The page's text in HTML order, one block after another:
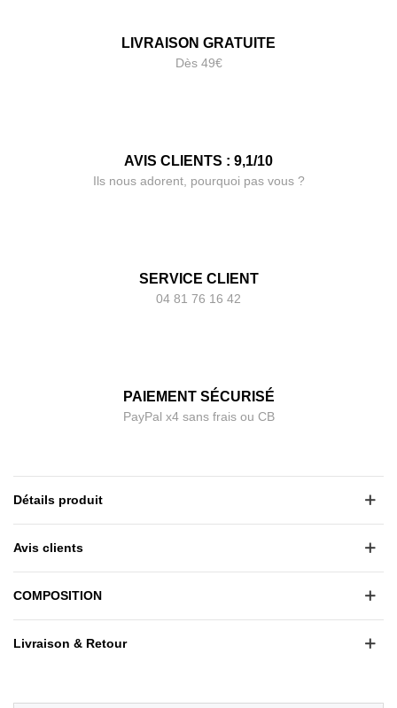
LIVRAISON GRATUITE
Dès 49€
AVIS CLIENTS : 9,1/10
Ils nous adorent, pourquoi pas vous ?
SERVICE CLIENT
04 81 76 16 42
PAIEMENT SÉCURISÉ
PayPal x4 sans frais ou CB
Détails produit
Avis clients
COMPOSITION
Livraison & Retour